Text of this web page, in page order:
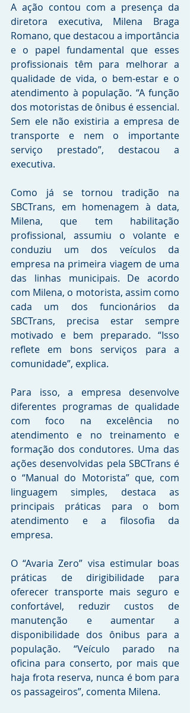
A ação contou com a presença da
diretora executiva, Milena Braga
Romano, que destacou a importância
e o papel fundamental que esses
profissionais têm para melhorar a
qualidade de vida, o bem-estar e o
atendimento à população. “A função
dos motoristas de ônibus é essencial.
Sem ele não existiria a empresa de
transporte e nem o importante
serviço prestado”, destacou a
executiva.
Como já se tornou tradição na
SBCTrans, em homenagem à data,
Milena, que tem habilitação
profissional, assumiu o volante e
conduziu um dos veículos da
empresa na primeira viagem de uma
das linhas municipais. De acordo
com Milena, o motorista, assim como
cada um dos funcionários da
SBCTrans, precisa estar sempre
motivado e bem preparado. “Isso
reflete em bons serviços para a
comunidade”, explica.
Para isso, a empresa desenvolve
diferentes programas de qualidade
com foco na excelência no
atendimento e no treinamento e
formação dos condutores. Uma das
ações desenvolvidas pela SBCTrans é
o “Manual do Motorista” que, com
linguagem simples, destaca as
principais práticas para o bom
atendimento e a filosofia da
empresa.
O “Avaria Zero” visa estimular boas
práticas de dirigibilidade para
oferecer transporte mais seguro e
confortável, reduzir custos de
manutenção e aumentar a
disponibilidade dos ônibus para a
população. “Veículo parado na
oficina para conserto, por mais que
haja frota reserva, nunca é bom para
os passageiros”, comenta Milena.